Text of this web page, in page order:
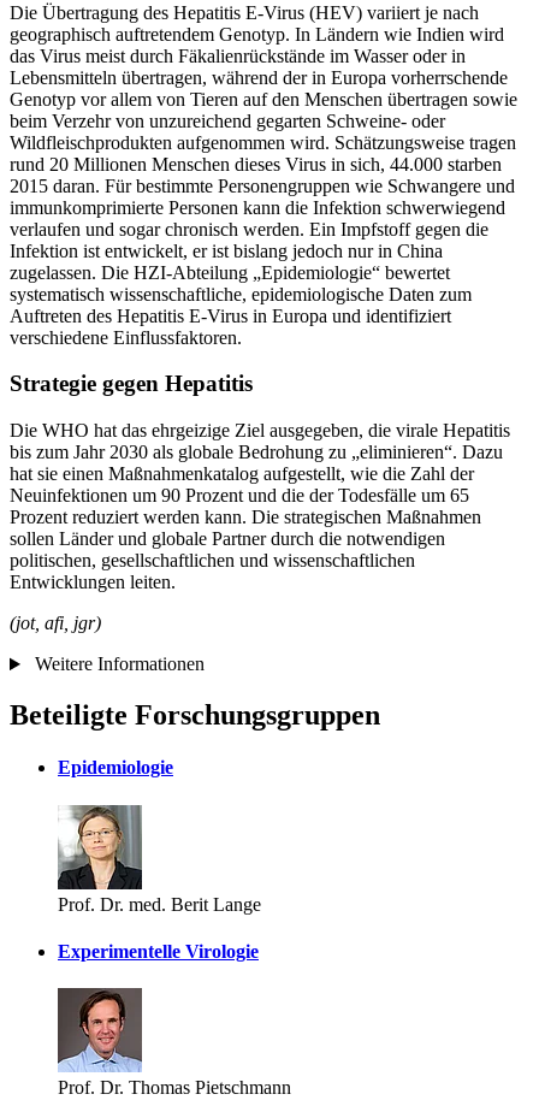
Die Übertragung des Hepatitis E-Virus (HEV) variiert je nach
geographisch auftretendem Genotyp. In Ländern wie Indien wird
das Virus meist durch Fäkalienrückstände im Wasser oder in
Lebensmitteln übertragen, während der in Europa vorherrschende
Genotyp vor allem von Tieren auf den Menschen übertragen sowie
beim Verzehr von unzureichend gegarten Schweine- oder
Wildfleischprodukten aufgenommen wird. Schätzungsweise tragen
rund 20 Millionen Menschen dieses Virus in sich, 44.000 starben
2015 daran. Für bestimmte Personengruppen wie Schwangere und
immunkomprimierte Personen kann die Infektion schwerwiegend
verlaufen und sogar chronisch werden. Ein Impfstoff gegen die
Infektion ist entwickelt, er ist bislang jedoch nur in China
zugelassen. Die HZI-Abteilung „Epidemiologie“ bewertet
systematisch wissenschaftliche, epidemiologische Daten zum
Auftreten des Hepatitis E-Virus in Europa und identifiziert
verschiedene Einflussfaktoren.
Strategie gegen Hepatitis
Die WHO hat das ehrgeizige Ziel ausgegeben, die virale Hepatitis
bis zum Jahr 2030 als globale Bedrohung zu „eliminieren“. Dazu
hat sie einen Maßnahmenkatalog aufgestellt, wie die Zahl der
Neuinfektionen um 90 Prozent und die der Todesfälle um 65
Prozent reduziert werden kann. Die strategischen Maßnahmen
sollen Länder und globale Partner durch die notwendigen
politischen, gesellschaftlichen und wissenschaftlichen
Entwicklungen leiten.
(jot, afi, jgr)
Weitere Informationen
Beteiligte Forschungsgruppen
Epidemiologie
Prof. Dr. med. Berit Lange
Experimentelle Virologie
Prof. Dr. Thomas Pietschmann